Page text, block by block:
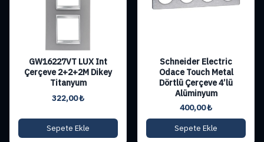
GW16227VT LUX Int
Çerçeve 2+2+2M Dikey
Titanyum
322,00₺
Sepete Ekle
Schneider Electric
Odace Touch Metal
Dörtlü Çerçeve 4’lü
Alüminyum
400,00₺
Sepete Ekle